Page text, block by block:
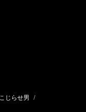
こじらせ男 /